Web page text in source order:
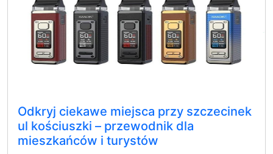
Odkryj ciekawe miejsca przy szczecinek
ul kościuszki – przewodnik dla
mieszkańców i turystów